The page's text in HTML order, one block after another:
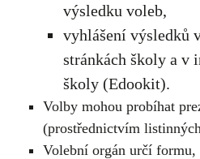
výsledku voleb,
vyhlášení výsledků
stránkách školy a v
školy (Edookit).
Volby mohou probíhat
(prostřednictvím
Volební orgán určí formu,